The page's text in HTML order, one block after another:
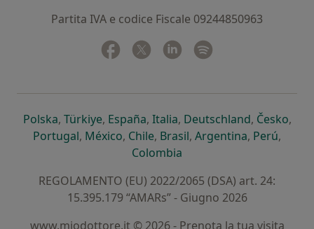
Partita IVA e codice Fiscale 09244850963
Facebook
si apre in una nuova scheda
Twitter
si apre in una nuova scheda
Linkedin
si apre in una nuova
Polskasi apre in una nuova scheda
, Türkiyesi apre in una nuova scheda
, Españasi apre in una nuova scheda
, Italiasi apre in una nuova
, Deutschlandsi apre in
, Českosi
,
Portugalsi apre in una nuova scheda
, Méxicosi apre in una nuova scheda
, Chilesi apre in una nuova scheda
, Brasilsi apre in una nuova
, Argentinasi apre in
, Perúsi
,
Colombia
REGOLAMENTO (EU) 2022/2065 (DSA) art. 24:
15.395.179 “AMARs” - Giugno 2026
www.miodottore.it © 2026 - Prenota la tua visita